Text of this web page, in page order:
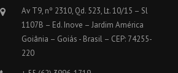
Av T9, nº 2310, Qd. 523, Lt. 10/15 – Sl
1107B – Ed. Inove – Jardim América
Goiânia – Goiás - Brasil – CEP: 74255-
220